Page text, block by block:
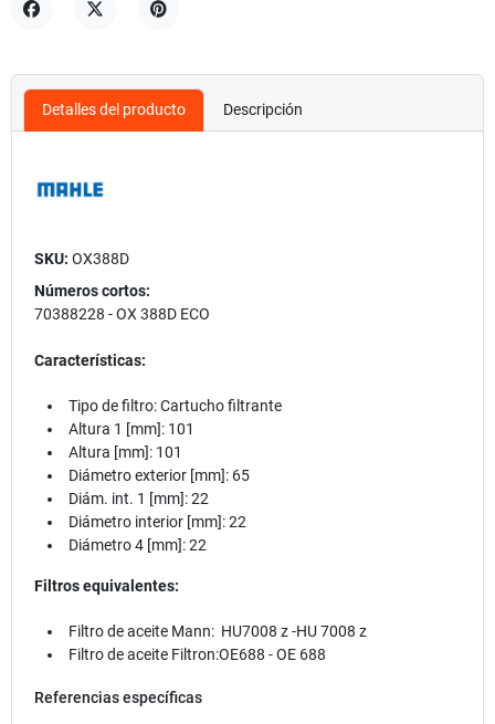
Detalles del producto Descripción
SKU: OX388D
Números cortos:
70388228 -OX 388D ECO
Características:
Tipo de filtro: Cartucho filtrante
Altura 1 [mm]: 101
Altura [mm]: 101
Diámetro exterior [mm]: 65
Diám. int. 1 [mm]: 22
Diámetro interior [mm]: 22
Diámetro 4 [mm]: 22
Filtros equivalentes:
Filtro de aceite Mann: HU7008 z -HU 7008 z
Filtro de aceite Filtron:OE688 - OE 688
Referencias específicas